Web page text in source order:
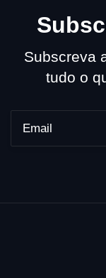
Subscreva
tudo o